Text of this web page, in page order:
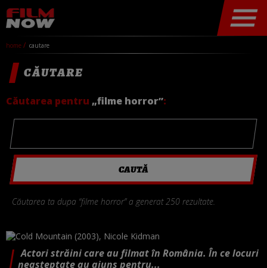
home cautare
CĂUTARE
Căutarea pentru „filme horror”:
Căutarea ta dupa “filme horror” a generat 250 rezultate.
Actori străini care au filmat în România. În ce locuri
neașteptate au ajuns pentru...